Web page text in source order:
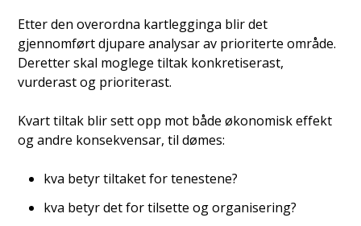
Etter den overordna kartlegginga blir det
gjennomført djupare analysar av prioriterte område.
Deretter skal moglege tiltak konkretiserast,
vurderast og prioriterast.
Kvart tiltak blir sett opp mot både økonomisk effekt
og andre konsekvensar, til dømes:
kva betyr tiltaket for tenestene?
kva betyr det for tilsette og organisering?